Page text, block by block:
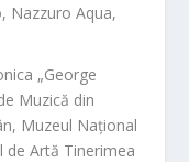
Nazzuro Aqua,
„George
Muzică din
Muzeul Național
de Artă Tinerimea